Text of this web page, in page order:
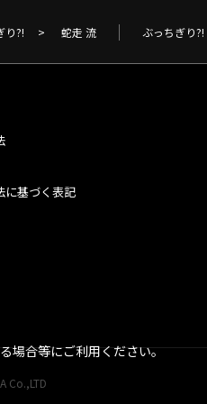
り?! > 蛇走 流 ぶっちぎり?!
に基づく表記
Co.,LTD
場合等にご利用ください。